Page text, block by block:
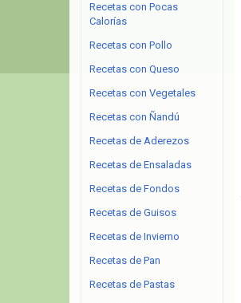
Recetas con Pocas
Calorías
Recetas con Pollo
Recetas con Queso
Recetas con Vegetales
Recetas con Ñandú
Recetas de Aderezos
Recetas de Ensaladas
Recetas de Fondos
Recetas de Guisos
Recetas de Invierno
Recetas de Pan
Recetas de Pastas